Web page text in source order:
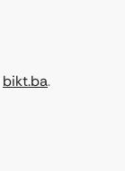
bikt.ba.